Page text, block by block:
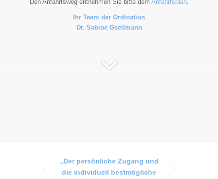
Den Anfahrtsweg entnehmen Sie bitte dem Anfahrtsplan.
Ihr Team der Ordination
Dr. Sabine Gsellmann
„Der persönliche Zugang und
die individuell bestmögliche
Weiter